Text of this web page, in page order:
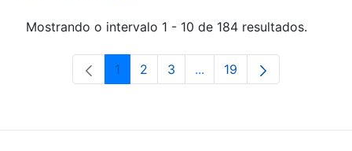
Mostrando o intervalo 1 - 10 de 184 resultados.
Páxina
1 Páxina
2 Páxina
3 ...Páxinas intermedias Use
Páxina
19